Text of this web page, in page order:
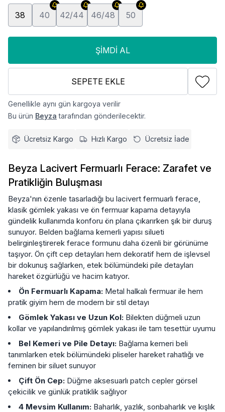
38 40 42/44 46/48 50
ŞIMDI AL
SEPETE EKLE
Genellikle aynı gün kargoya verilir
Bu ürün Beyza tarafından gönderilecektir.
Ücretsiz Kargo Hızlı Kargo Ücretsiz İade
Beyza Lacivert Fermuarlı Ferace: Zarafet ve
Pratikliğin Buluşması
Beyza'nın özenle tasarladığı bu lacivert fermuarlı ferace,
klasik gömlek yakası ve ön fermuar kapama detayıyla
gündelik kullanımda konforu ön plana çıkarırken şık bir duruş
sunuyor. Belden bağlama kemerli yapısı silueti
belirginleştirerek ferace formunu daha özenli bir görünüme
taşıyor. Ön çift cep detayları hem dekoratif hem de işlevsel
bir dokunuş sağlarken, etek bölümündeki pile detayları
hareket özgürlüğü ve hacim katıyor.
Ön Fermuarlı Kapama: Metal halkalı fermuar ile hem
pratik giyim hem de modern bir stil detayı
Gömlek Yakası ve Uzun Kol: Bilekten düğmeli uzun
kollar ve yapılandırılmış gömlek yakası ile tam tesettür uyumu
Bel Kemeri ve Pile Detayı: Bağlama kemeri beli
tanımlarken etek bölümündeki pliseler hareket rahatlığı ve
feminen bir siluet sunuyor
Çift Ön Cep: Düğme aksesuarlı patch cepler görsel
çekicilik ve günlük pratiklik sağlıyor
4 Mevsim Kullanım: Baharlık, yazlık, sonbaharlık ve kışlık